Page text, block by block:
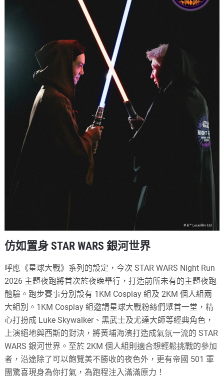
仿如置身 STAR WARS 銀河世界
呼應《星球大戰》系列的設定，今次 STAR WARS Night Run
2026 主題夜跑將首次於夜晚舉行，打造前所未有的主題夜跑
體驗。跑步賽事分別設有 1KM Cosplay 組及 2KM 個人組兩
大組別。1KM Cosplay 組邀請星球大戰粉絲們聚首一堂，精
心打扮成 Luke Skywalker、黑武士及尤達大師等經典角色，
上演絕地與西斯的對決，將黃埔海濱打造成氣氛一流的 STAR
WARS 銀河世界。至於 2KM 個人組則適合想輕鬆挑戰的參加
者，沿途除了可以飽覽美不勝收的夜色外，更有帝國 501 軍
團驚喜現身為你打氣，為跑程注入滿滿原力！